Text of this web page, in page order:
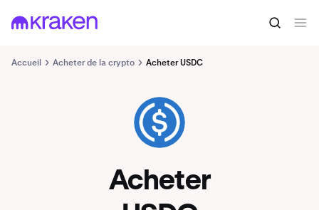
Accueil Acheter de la crypto Acheter USDC
USDC
Acheter